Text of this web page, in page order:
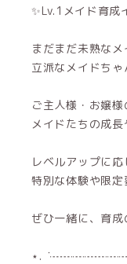
✨Lv.1メイド育成
まだまだ未熟なメ
立派なメイドち
ご主人様・お嬢様
メイドたちの成
レベルアップに応
特別な体験や限
ぜひ一緒に、育
݁.⋆